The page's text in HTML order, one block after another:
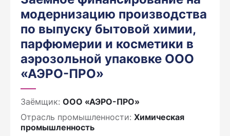
модернизацию производства
по выпуску бытовой химии,
парфюмерии и косметики в
аэрозольной упаковке ООО
«АЭРО-ПРО»
Заёмщик: ООО «АЭРО-ПРО»
Отрасль промышленности: Химическая
промышленность